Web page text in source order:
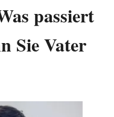
passiert
Sie Vater